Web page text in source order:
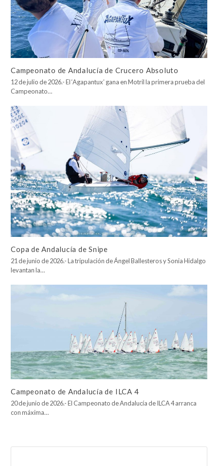
Campeonato de Andalucía de Crucero Absoluto
12 de julio de 2026.- El ‘Agapantux’ gana en Motril la primera prueba del
Campeonato…
Copa de Andalucía de Snipe
21 de junio de 2026.- La tripulación de Ángel Ballesteros y Sonia Hidalgo
levantan la…
Campeonato de Andalucía de ILCA 4
20 de junio de 2026.- El Campeonato de Andalucía de ILCA 4 arranca
con máxima…